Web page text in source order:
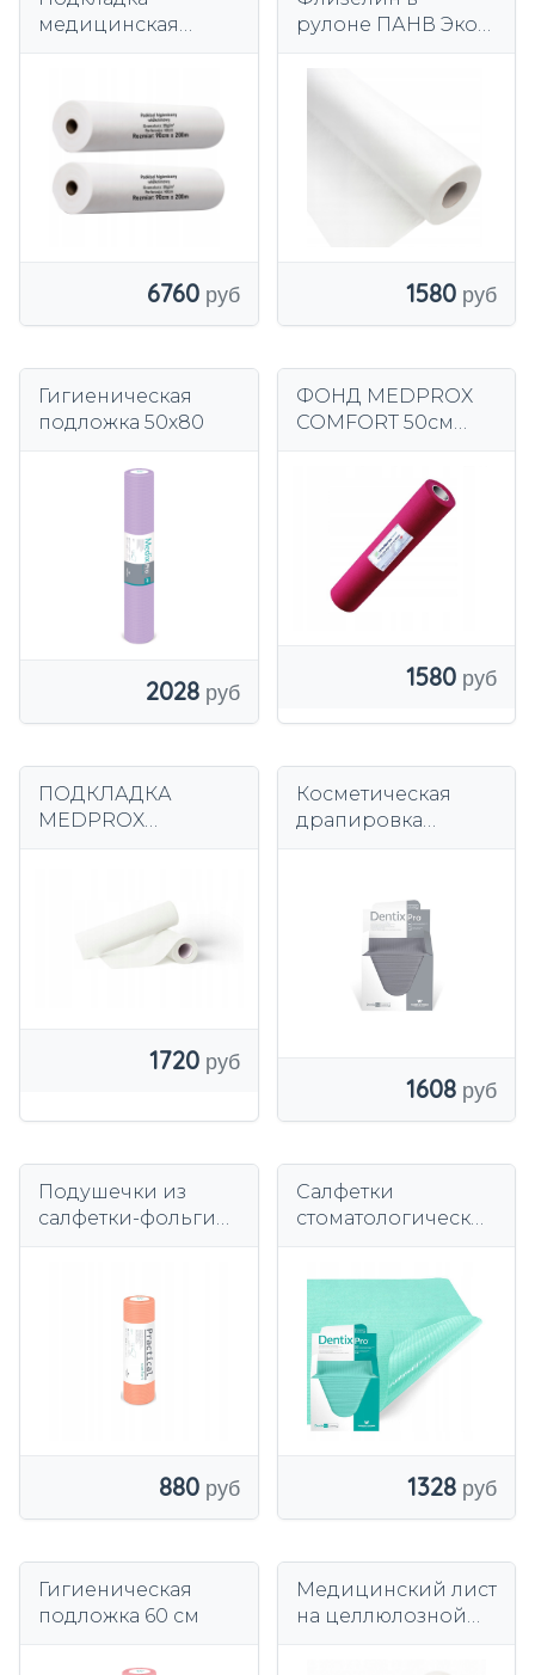
медицинская
6760
рулоне ПАНВ Эко
1580
Гигиеническая
подложка 50х80
2028
ФОНД MEDPROX
COMFORT 50см
БОРДОВЫЙ С
ПОКРЫТИЕМ
1580
ПОДКЛАДКА
MEDPROX
1720
Косметическая
драпировка
1608
Подушечки из
салфетки-фольги
40 шт. абрикос
880
Салфетки
стоматологические
фольгированные,
сложенные, 54г, 80
шт.
1328
Гигиеническая
подложка 60 см
Медицинский лист
на целлюлозной